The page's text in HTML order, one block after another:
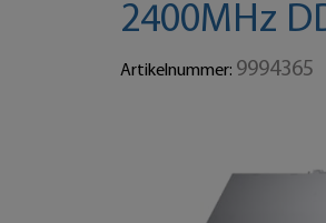
2400MHz
Artikelnummer: 9994365